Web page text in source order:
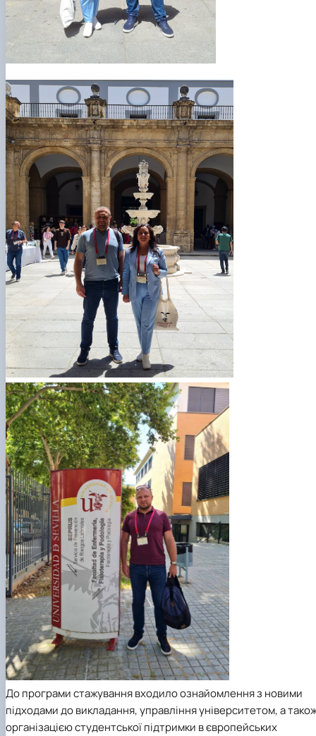
До програми стажування входило ознайомлення з новими
підходами до викладання, управління університетом, а
організацією студентської підтримки в європейських